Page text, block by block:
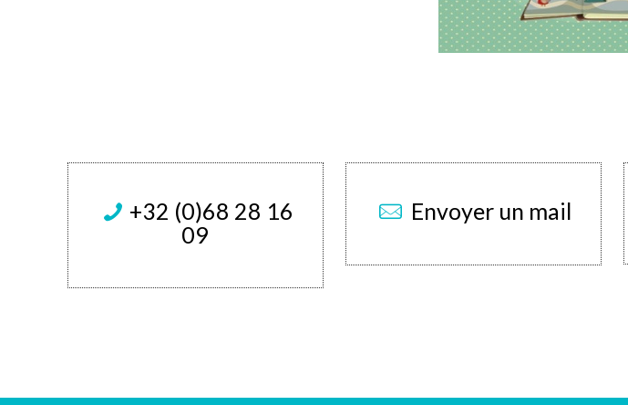
+32 (0)68 28 16
09
Envoyer un mail